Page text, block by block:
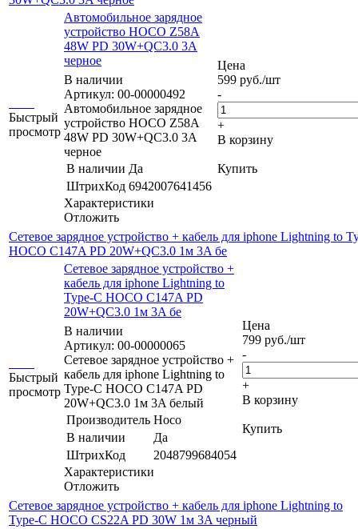
Быстрый
просмотр
Автомобильное зарядное
устройство HOCO Z58A
48W PD 30W+QC3.0 3A
черное
В наличии
Артикул: 00-00000492
Автомобильное зарядное
устройство HOCO Z58A
48W PD 30W+QC3.0 3A
черное
В наличии Да
ШтрихКод 6942007641456
Характеристики
Отложить
Цена
599 руб./шт
-
+
В корзину
Купить
Сетевое зарядное устройство + кабель для iphone Lightning to
HOCO C147A PD 20W+QC3.0 1м 3A бе
Быстрый
просмотр
Сетевое зарядное устройство +
кабель для iphone Lightning to
Type-C HOCO C147A PD
20W+QC3.0 1м 3A бе
В наличии
Артикул: 00-00000065
Сетевое зарядное устройство +
кабель для iphone Lightning to
Type-C HOCO C147A PD
20W+QC3.0 1м 3A белый
Производитель Hoco
В наличии
Да
ШтрихКод
2048799684054
Характеристики
Отложить
Цена
799 руб./шт
-
+
В корзину
Купить
Сетевое зарядное устройство + кабель для iphone Lightning to
Type-C HOCO CS22A PD 30W 1м 3A черный